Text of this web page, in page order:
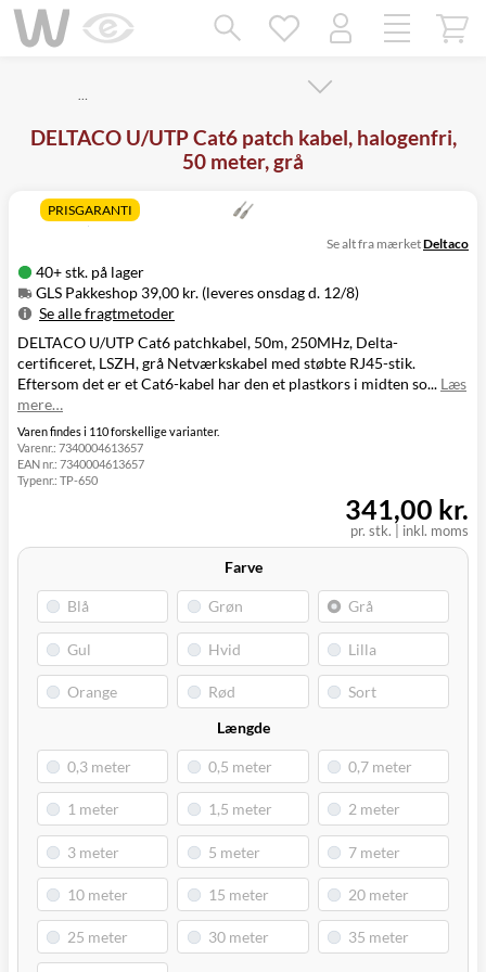
…
DELTACO U/UTP Cat6 patch kabel, halogenfri,
50 meter, grå
PRISGARANTI
40+ stk. på lager
GLS Pakkeshop 39,00 kr. (leveres onsdag d. 12/8)
Se alle fragtmetoder
Metode
Pris
Leveres
GLS Pakkeshop
39,00 kr.
Onsdag d. 12/8
GLS
Hjemmelevering
GLS Erhverv
49,00 kr.
Click&Collect i
Svenstrup
(9230)
Se alt fra mærketDeltaco
DELTACO U/UTP Cat6 patchkabel, 50m, 250MHz, Delta-
certificeret, LSZH, grå Netværkskabel med støbte RJ45-stik.
Eftersom det er et Cat6-kabel har den et plastkors i midten so... Læs
mere…
Varen findes i 110 forskellige varianter.
Varenr.: 7340004613657
EAN nr.: 7340004613657
Typenr.: TP-650
pr. stk. inkl. moms
341,00 kr.
Farve
Længde
Mangler chatten?
Ret samtykke!